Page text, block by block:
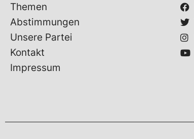
Themen
Abstimmungen
Unsere Partei
Kontakt
Impressum